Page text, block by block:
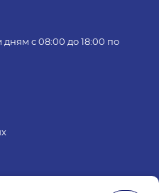
с 08:00 до 18:00 по